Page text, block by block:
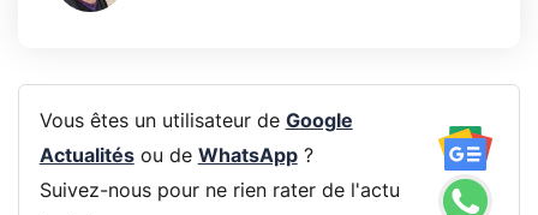
Vous êtes un utilisateur de Google
Actualitésou de WhatsApp?
Suivez-nous pour ne rien rater de l'actu